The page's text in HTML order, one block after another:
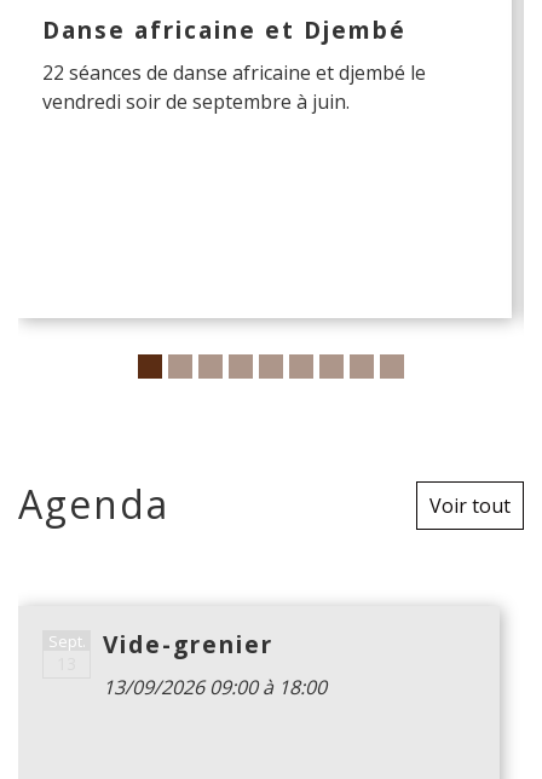
Danse africaine et Djembé
22 séances de danse africaine et djembé le
vendredi soir de septembre à juin.
Agenda Voir tout
Sept. Vide-grenier
13/09/2026 09:00 à 18:00